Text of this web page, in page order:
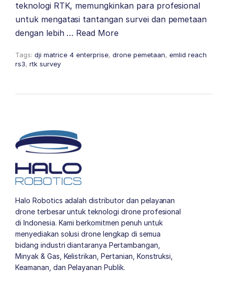
teknologi RTK, memungkinkan para profesional
untuk mengatasi tantangan survei dan pemetaan
dengan lebih … Read More
Tags: dji matrice 4 enterprise, drone pemetaan, emlid reach
rs3, rtk survey
Halo Robotics adalah distributor dan pelayanan
drone terbesar untuk teknologi drone profesional
di Indonesia. Kami berkomitmen penuh untuk
menyediakan solusi drone lengkap di semua
bidang industri diantaranya Pertambangan,
Minyak & Gas, Kelistrikan, Pertanian, Konstruksi,
Keamanan, dan Pelayanan Publik.